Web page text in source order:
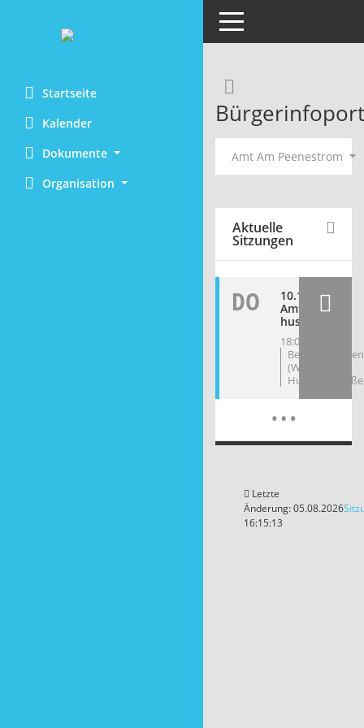
Startseite
Kalender
Dokumente
Organisation
Toggle navigation
Amt Am Peenestrom
Aktuelle
Sitzungen
DO
10.12.2026
Amtsaussc
huss
18:00 Uhr
(Wolgast,
…
Letzte
Änderung: 05.08.2026
16:15:13